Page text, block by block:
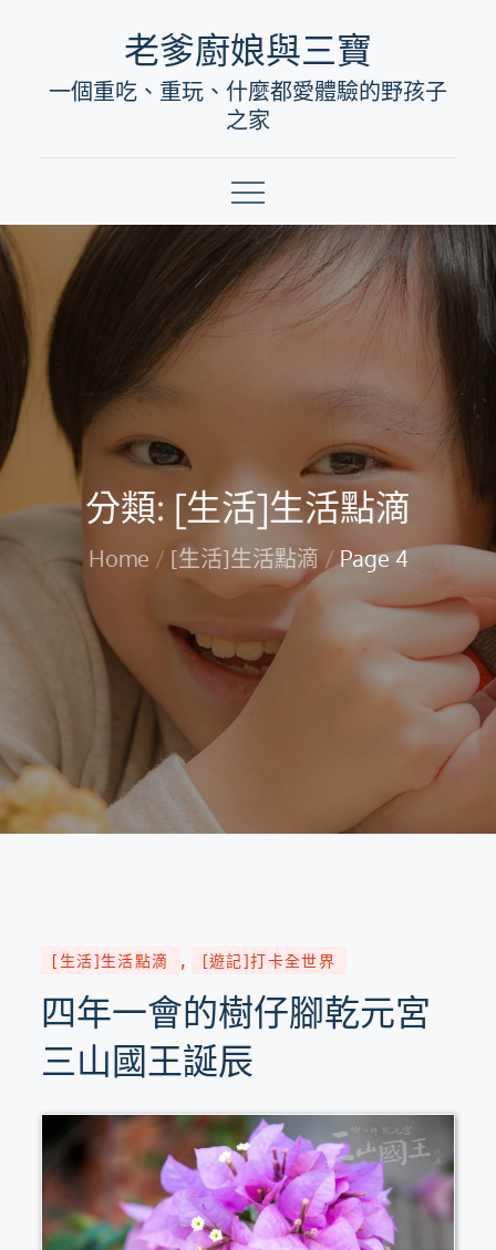
content
老爹廚娘與三寶
一個重吃、重玩、什麼都愛體驗的野孩子
之家
分類: [生活]生活點滴
Home [生活]生活點滴 Page 4
[生活]生活點滴 [遊記]打卡全世界
四年一會的樹仔腳乾元宮
三山國王誕辰